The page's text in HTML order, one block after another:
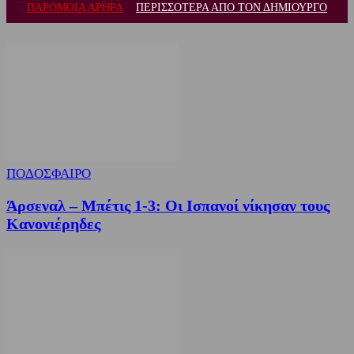
ΠΑΡΟΜΟΙΑ ΑΡΘΡΑ ΠΕΡΙΣΣΟΤΕΡΑ ΑΠΟ ΤΟΝ ΔΗΜΙΟΥΡΓΟ
ΠΟΔΟΣΦΑΙΡΟ
Άρσεναλ – Μπέτις 1-3: Οι Ισπανοί νίκησαν τους
Κανονιέρηδες